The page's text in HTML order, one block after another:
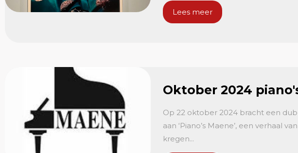
Lees meer
Oktober 2024
Op 22 oktober 2024 bracht een
aan ‘Piano’s Maene’, een verhaal
kregen...